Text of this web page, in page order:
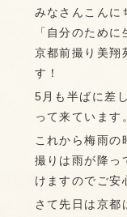
みなさんこんに
「自分のため
京都前撮り美翔
す！
5月も半ばに差
って来ています
これから梅雨の
撮りは雨が降っ
けますのでご安
さて先日は京都